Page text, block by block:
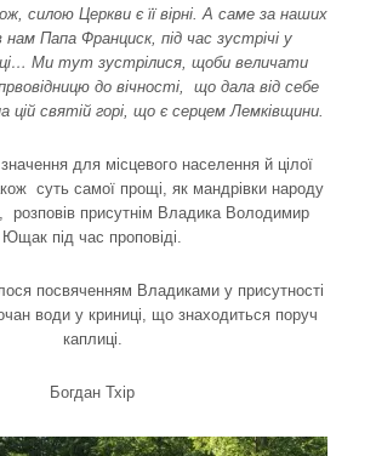
силою Церкви є її вірні. А саме за наших
нам Папа Франциск, під час зустрічі у
Ми тут зустрілися, щоби величати
до вічності, що дала від себе
цій святій горі, що є серцем Лемківщини.
значення для місцевого населення й цілої
суть самої прощі, як мандрівки народу
розповів присутнім Владика Володимир
Ющак під час проповіді.
посвяченням Владиками у присутності
води у криниці, що знаходиться поруч
каплиці.
Богдан Тхір